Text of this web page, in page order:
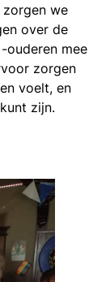
zorgen we
over de
ouderen mee
zorgen
voelt, en
zijn.